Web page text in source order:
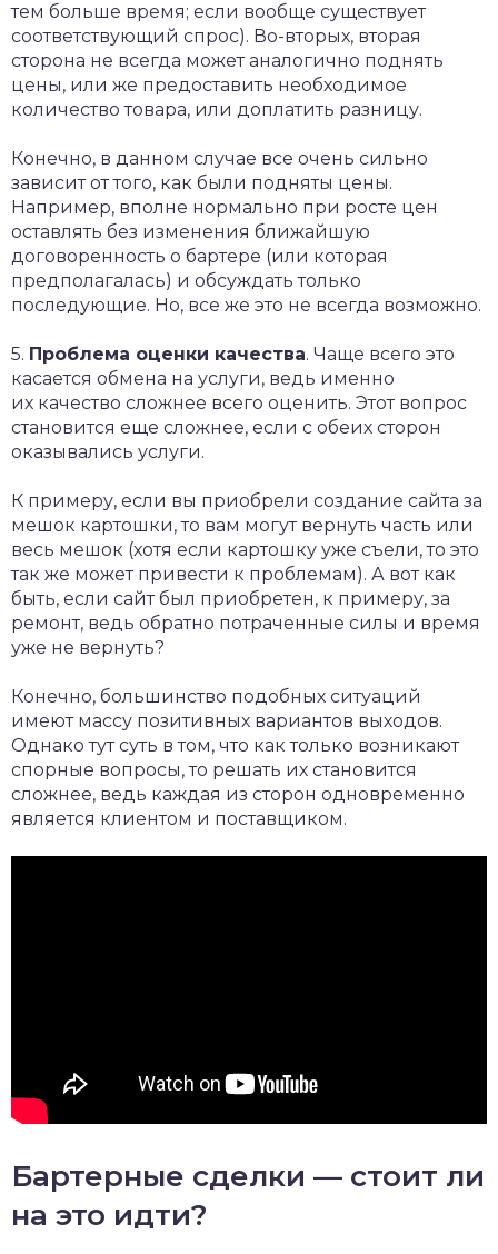
тем больше время; если вообще существует
соответствующий спрос). Во-вторых, вторая
сторона не всегда может аналогично поднять
цены, или же предоставить необходимое
количество товара, или доплатить разницу.
Конечно, в данном случае все очень сильно
зависит от того, как были подняты цены.
Например, вполне нормально при росте цен
оставлять без изменения ближайшую
договоренность о бартере (или которая
предполагалась) и обсуждать только
последующие. Но, все же это не всегда возможно.
5. Проблема оценки качества. Чаще всего это
касается обмена на услуги, ведь именно
их качество сложнее всего оценить. Этот вопрос
становится еще сложнее, если с обеих сторон
оказывались услуги.
К примеру, если вы приобрели создание сайта за
мешок картошки, то вам могут вернуть часть или
весь мешок (хотя если картошку уже съели, то это
так же может привести к проблемам). А вот как
быть, если сайт был приобретен, к примеру, за
ремонт, ведь обратно потраченные силы и время
уже не вернуть?
Конечно, большинство подобных ситуаций
имеют массу позитивных вариантов выходов.
Однако тут суть в том, что как только возникают
спорные вопросы, то решать их становится
сложнее, ведь каждая из сторон одновременно
является клиентом и поставщиком.
Бартерные сделки — стоит ли
на это идти?